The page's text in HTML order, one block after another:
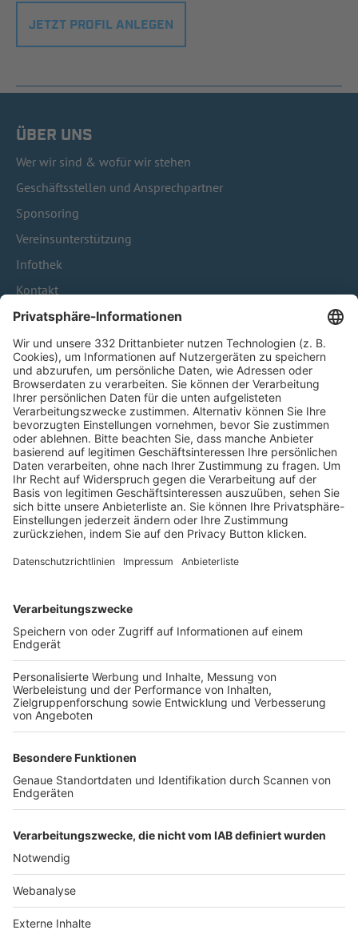
JETZT PROFIL ANLEGEN
ÜBER UNS
Wer wir sind & wofür wir stehen
Geschäftsstellen und Ansprechpartner
Sponsoring
Vereinsunterstützung
Infothek
Kontakt
HÄUFIG BESUCHTE SEITEN
Pässe und Vereinswechsel
Trainerausbildung
Schulungsangebot Vereinsmitarbeiter
BFV-Geschäftsstellen
Trainerbörse
Login SpielPlus
FOLGE DEM BFV
TOP-VEREINE
TOP-PARTNER
Nutzungsbedingungen Datenschutz Impressum